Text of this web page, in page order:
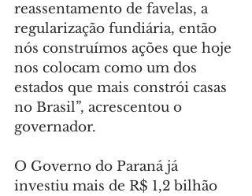
reassentamento de favelas, a
regularização fundiária, então
nós construímos ações que hoje
nos colocam como um dos
estados que mais constrói casas
no Brasil”, acrescentou o
governador.
O Governo do Paraná já
investiu mais de R$ 1,2 bilhão